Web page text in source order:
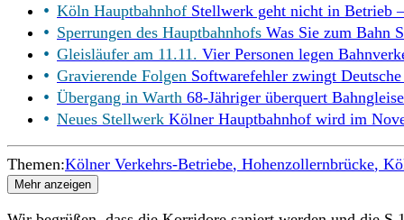
Köln Hauptbahnhof Stellwerk geht nicht in Betrieb
Sperrungen des Hauptbahnhofs Was Sie zum Bahn
Gleisläufer am 11.11. Vier Personen legen
Gravierende Folgen Softwarefehler zwingt
Übergang in Warth 68-Jähriger überquert
Neues Stellwerk Kölner Hauptbahnhof wird im
Themen:Kölner Verkehrs-Betriebe Hohenzollernbrücke
Mehr anzeigen